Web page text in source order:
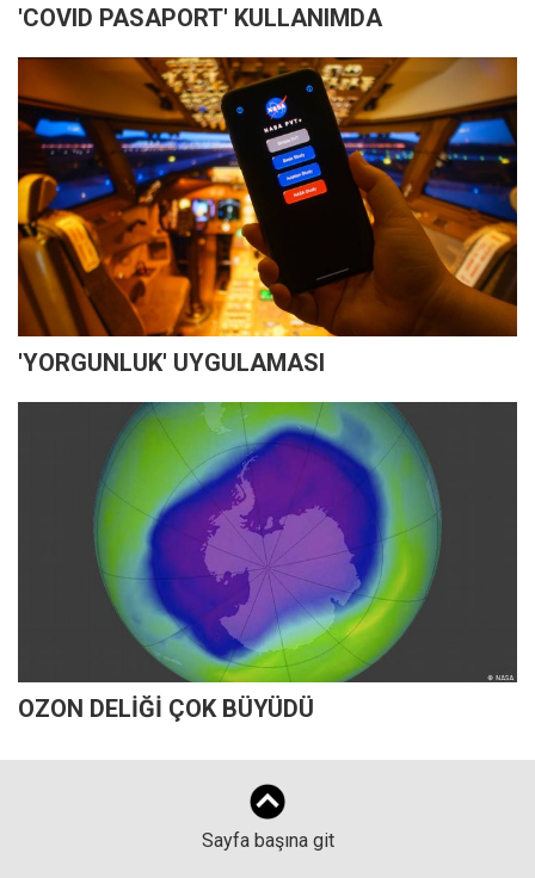
'COVID PASAPORT' KULLANIMDA
'YORGUNLUK' UYGULAMASI
OZON DELİĞİ ÇOK BÜYÜDÜ
Sayfa başına git